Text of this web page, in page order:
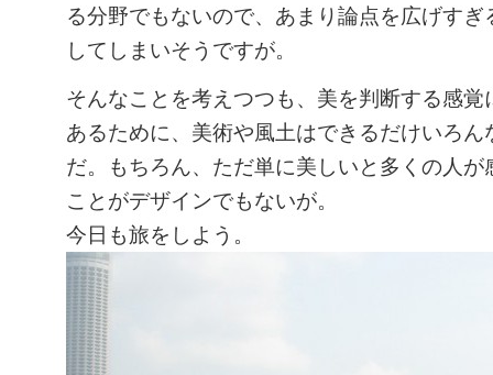
る分野でもないので、あまり論点を広げす
してしまいそうですが。
そんなことを考えつつも、美を判断する感覚
あるために、美術や風土はできるだけいろん
だ。もちろん、ただ単に美しいと多くの人が
ことがデザインでもないが。
今日も旅をしよう。